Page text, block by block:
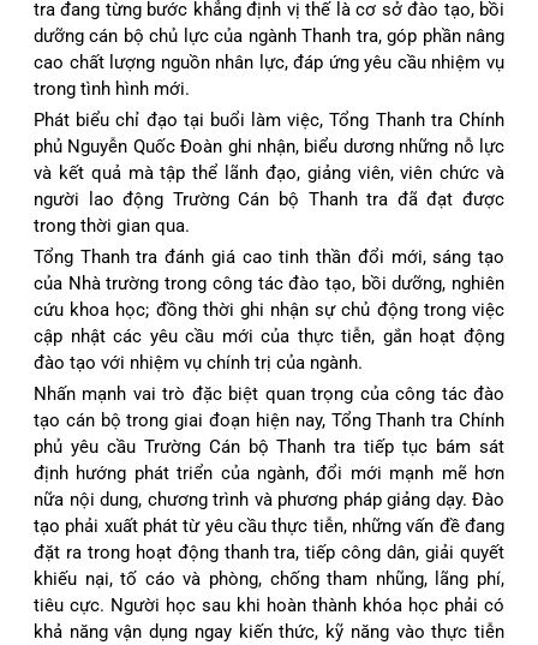
tra đang từng bước khẳng định vị thế là cơ sở đào tạo, bồi
dưỡng cán bộ chủ lực của ngành Thanh tra, góp phần nâng
cao chất lượng nguồn nhân lực, đáp ứng yêu cầu nhiệm vụ
trong tình hình mới.
Phát biểu chỉ đạo tại buổi làm việc, Tổng Thanh tra Chính
phủ Nguyễn Quốc Đoàn ghi nhận, biểu dương những nỗ lực
và kết quả mà tập thể lãnh đạo, giảng viên, viên chức và
người lao động Trường Cán bộ Thanh tra đã đạt được
trong thời gian qua.
Tổng Thanh tra đánh giá cao tinh thần đổi mới, sáng tạo
của Nhà trường trong công tác đào tạo, bồi dưỡng, nghiên
cứu khoa học; đồng thời ghi nhận sự chủ động trong việc
cập nhật các yêu cầu mới của thực tiễn, gắn hoạt động
đào tạo với nhiệm vụ chính trị của ngành.
Nhấn mạnh vai trò đặc biệt quan trọng của công tác đào
tạo cán bộ trong giai đoạn hiện nay, Tổng Thanh tra Chính
phủ yêu cầu Trường Cán bộ Thanh tra tiếp tục bám sát
định hướng phát triển của ngành, đổi mới mạnh mẽ hơn
nữa nội dung, chương trình và phương pháp giảng dạy. Đào
tạo phải xuất phát từ yêu cầu thực tiễn, những vấn đề đang
đặt ra trong hoạt động thanh tra, tiếp công dân, giải quyết
khiếu nại, tố cáo và phòng, chống tham nhũng, lãng phí,
tiêu cực. Người học sau khi hoàn thành khóa học phải có
khả năng vận dụng ngay kiến thức, kỹ năng vào thực tiễn